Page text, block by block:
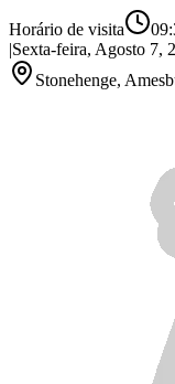
Horário de visita
|Sexta-feira, Agosto 7,
Stonehenge,